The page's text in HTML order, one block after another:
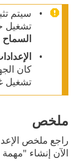
سيتم
تشغيل
السماح
كان
تشغيل
ملخص
راجع ملخص
الآن إنشاء